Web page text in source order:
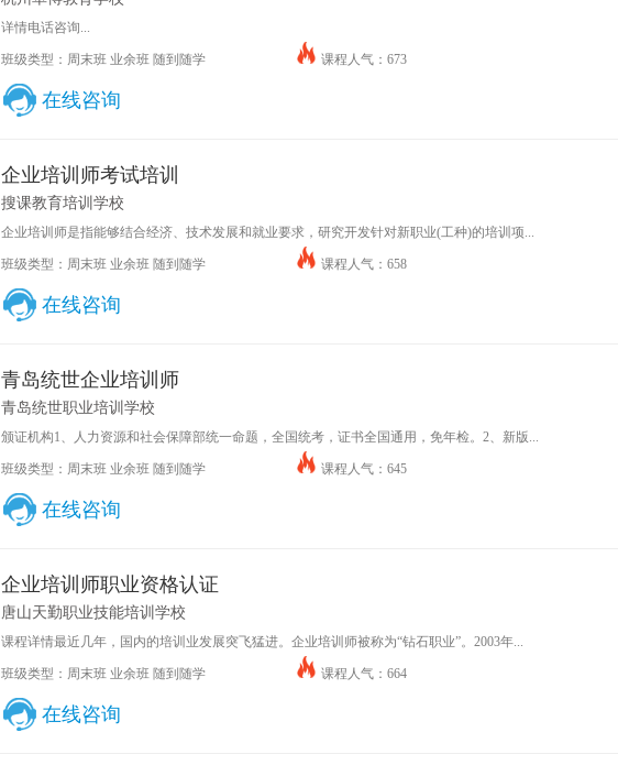
详情电话咨询...
班级类型：周末班 业余班 随到随学 课程人气：673
在线咨询
企业培训师考试培训
搜课教育培训学校
企业培训师是指能够结合经济、技术发展和就业要求，研究开发针对新职业(工种)的培训项...
班级类型：周末班 业余班 随到随学 课程人气：658
在线咨询
青岛统世企业培训师
青岛统世职业培训学校
颁证机构1、人力资源和社会保障部统一命题，全国统考，证书全国通用，免年检。2、新版...
班级类型：周末班 业余班 随到随学 课程人气：645
在线咨询
企业培训师职业资格认证
唐山天勤职业技能培训学校
课程详情最近几年，国内的培训业发展突飞猛进。企业培训师被称为“钻石职业”。2003年...
班级类型：周末班 业余班 随到随学 课程人气：664
在线咨询